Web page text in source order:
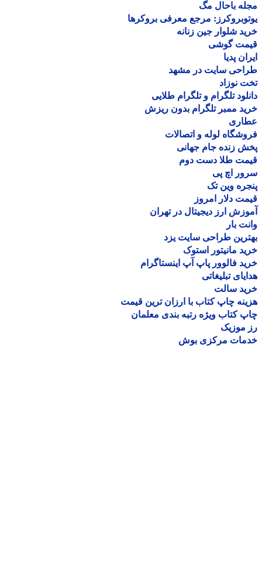
باحال مگ
مرجع معرفی بروکرها
شلوار جین زنانه
گوشی
پدیا
سایت در مشهد
نوزاد
تلگرام و تلگرام طلایی
ممبر تلگرام بدون ریزش
لوله و اتصالات
زنده جام جهانی
طلا دست دوم
اچ پی
وین تک
دلار امروز
ارز دیجیتال در تهران
بار
طراحی سایت یزد
مانیتور استوک
فالوور پاپ آپ اینستاگرام
تبلیغاتی
سالت
چاپ کتاب با ارزان ترین قیمت
کتاب ویژه رتبه بندی معلمان
موزیک
مرکزی بوش